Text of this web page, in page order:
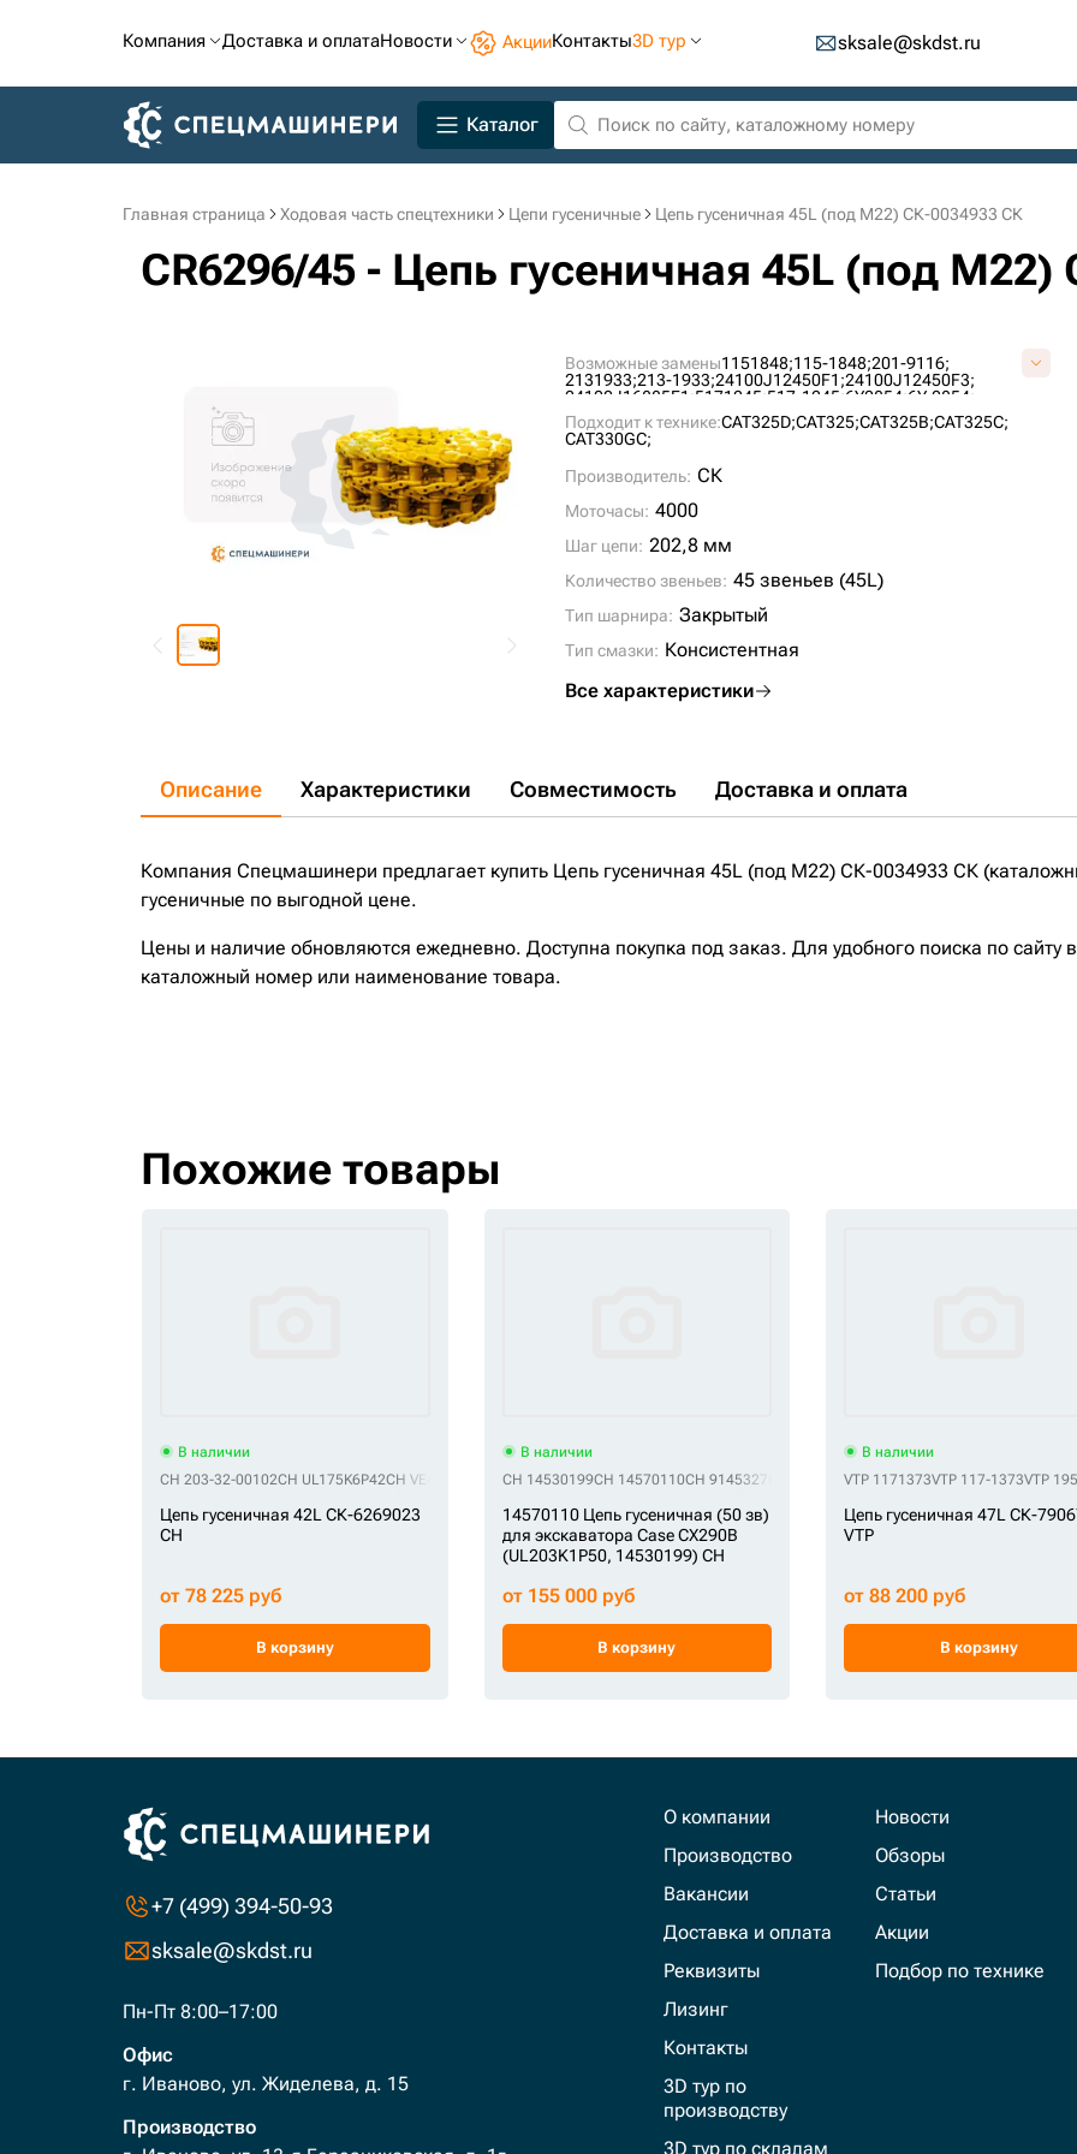
Компания Доставка и оплатаНовости АкцииКонтакты3D тур sksale@skdst.ru
Каталог
Главная страница Ходовая часть спецтехники Цепи гусеничные Цепь гусеничная 45L (под M22) СК-0034933 СК
CR6296/45 - Цепь гусеничная 45L (под
Возможные замены1151848;115-1848;201-9116;
2131933;213-1933;24100J12450F1;24100J12450F3;
24100J16885F1;5171245;517-1245;6Y0854;6Y-0854;
CR5489/45;
CR6296/45;EY627600M00045;
EY627700M00045;EY627700S00045;VE16270645;
Подходит к технике:CAT325D;CAT325;CAT325B;CAT325C;
CAT330GС;
Производитель: СК
Моточасы: 4000
Шаг цепи: 202,8 мм
Количество звеньев: 45 звеньев (45L)
Тип шарнира: Закрытый
Тип смазки: Консистентная
Все характеристики
Описание Характеристики Совместимость Доставка и оплата
Компания Спецмашинери предлагает купить Цепь гусеничная 45L (под M22) СК-0034933 СК
гусеничные по выгодной цене.
Цены и наличие обновляются ежедневно. Доступна покупка под заказ. Для удобного поиска по сайту
каталожный номер или наименование товара.
Похожие товары
В наличии
CH 203-32-00102CH UL175K6P42CH VE40120742
Цепь гусеничная 42L СК-6269023
CH
от 78 225 руб
В корзину
В наличии
CH 14530199CH 14570110CH 9145327 CH E40306L0M00050CH KM3268/50CH
14570110 Цепь гусеничная (50 зв)
для экскаватора Case CX290B
(UL203K1P50, 14530199) CH
от 155 000 руб
В корзину
В наличии
VTP 1171373VTP 117-1373VTP
Цепь гусеничная 47L СК-
VTP
от 88 200 руб
В корзину
+7 (499) 394-50-93
sksale@skdst.ru
Пн-Пт 8:00–17:00
Офис
г. Иваново, ул. Жиделева, д. 15
Производство
О компании
Производство
Вакансии
Доставка и оплата
Реквизиты
Лизинг
Контакты
3D тур по
производству
3D тур по складам
Новости
Обзоры
Статьи
Акции
Подбор по технике